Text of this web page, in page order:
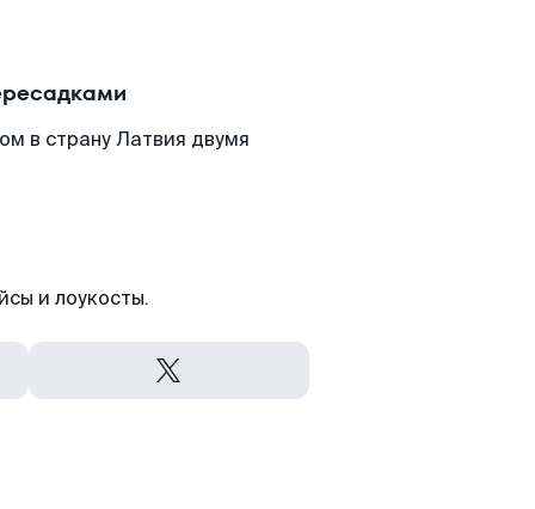
в страну Латвия двумя
и лоукосты.